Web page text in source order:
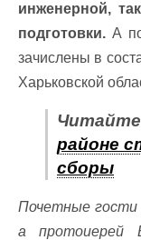
инженерной,
подготовки. А
зачислены в
Харьковской
районе
сборы
Почетные гости
а протоиерей